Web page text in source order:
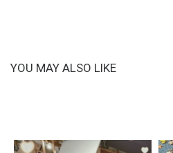
YOU MAY ALSO LIKE